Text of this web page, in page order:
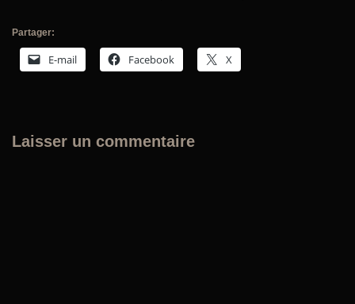
Partager:
E-mail Facebook X
Laisser un commentaire